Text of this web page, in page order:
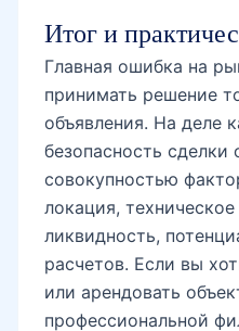
Итог и
Главная ошибка на
принимать решение
объявления. На деле
безопасность сделки
совокупностью
локация,
ликвидность,
расчетов. Если вы
или арендовать
профессиональной